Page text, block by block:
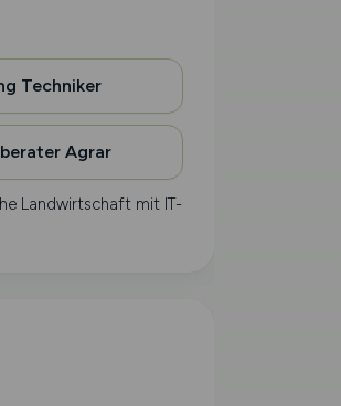
Techniker
Agrar
Landwirtschaft mit IT-